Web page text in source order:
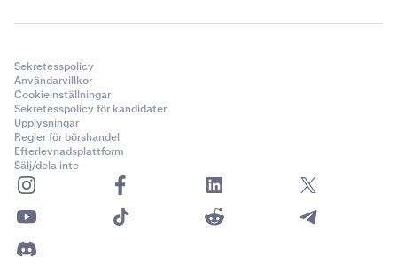
Participant (ECP).
Intäktsbegränsningar.
• Amerikanska kunder (utom
ackrediterade investerare
belöningar.
• Krakens belöningsfunktionär endast tillgänglig i
vissa amerikanska delstater.
• Staking av Flare (FLR) är inte tillgängligt i USA.
Sekretesspolicy
Användarvillkor
Cookieinställningar
Sekretesspolicy för kandidater
Upplysningar
Regler för börshandel
Efterlevnadsplattform
Sälj/dela inte